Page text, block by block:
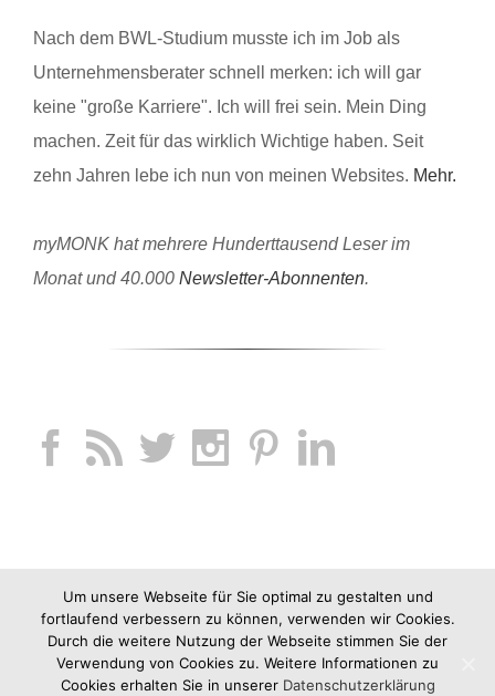
Nach dem BWL-Studium musste ich im Job als
Unternehmensberater schnell merken: ich will gar
keine "große Karriere". Ich will frei sein. Mein Ding
machen. Zeit für das wirklich Wichtige haben. Seit
zehn Jahren lebe ich nun von meinen Websites. Mehr.
myMONK hat mehrere Hunderttausend Leser im
Monat und 40.000 Newsletter-Abonnenten.
Um unsere Webseite für Sie optimal zu gestalten und
fortlaufend verbessern zu können, verwenden wir Cookies.
Durch die weitere Nutzung der Webseite stimmen Sie der
Verwendung von Cookies zu. Weitere Informationen zu
Cookies erhalten Sie in unserer Datenschutzerklärung